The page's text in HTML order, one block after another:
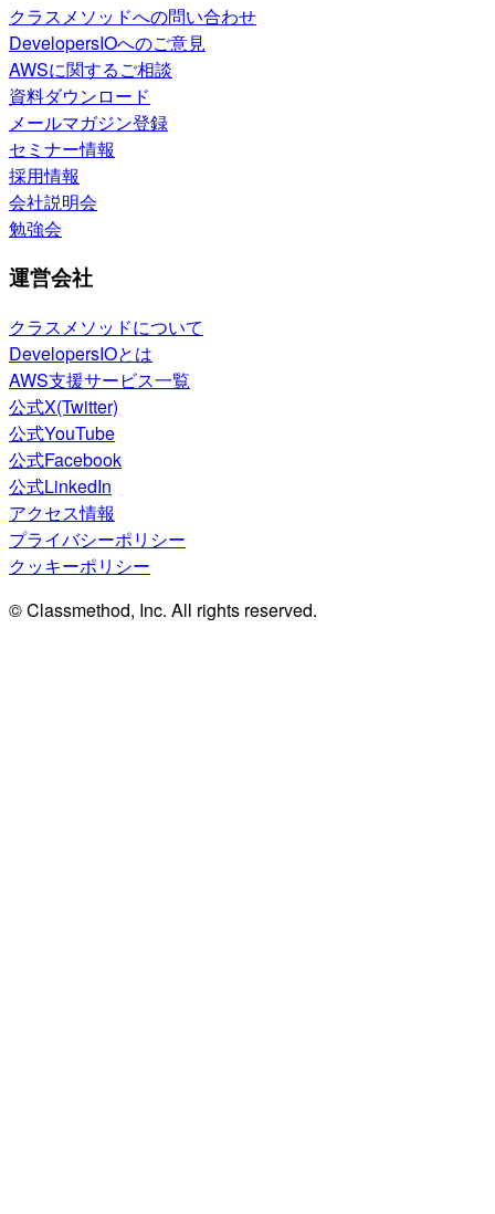
クラスメソッドへの問い合わせ
DevelopersIOへのご意見
AWSに関するご相談
資料ダウンロード
メールマガジン登録
セミナー情報
採用情報
会社説明会
勉強会
運営会社
クラスメソッドについて
DevelopersIOとは
AWS支援サービス一覧
公式X(Twitter)
公式YouTube
公式Facebook
公式LinkedIn
アクセス情報
プライバシーポリシー
クッキーポリシー
© Classmethod, Inc. All rights reserved.